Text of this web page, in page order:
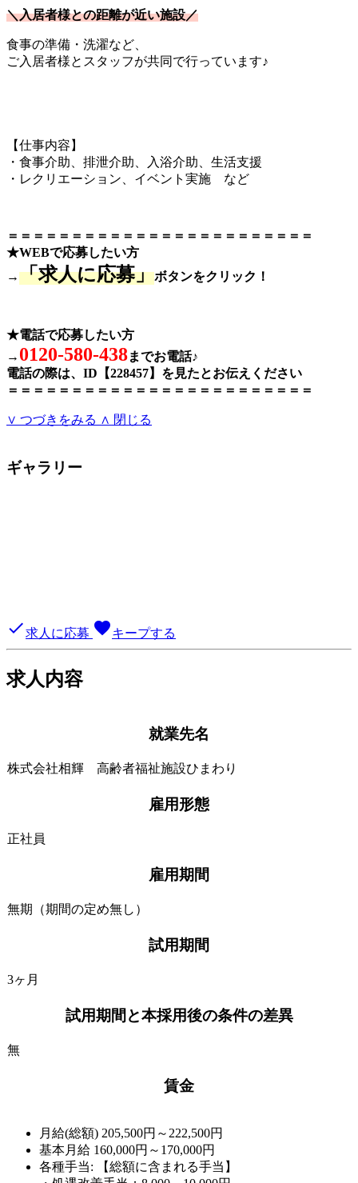
＼入居者様との距離が近い施設／
食事の準備・洗濯など、
ご入居者様とスタッフが共同で行っています♪
【仕事内容】
・食事介助、排泄介助、入浴介助、生活支援
・レクリエーション、イベント実施 など
＝＝＝＝＝＝＝＝＝＝＝＝＝＝＝＝＝＝＝＝＝＝＝＝
★WEBで応募したい方
→「求人に応募」ボタンをクリック！
★電話で応募したい方
→ 0120-580-438までお電話♪
電話の際は、ID【228457】を見たとお伝えください
＝＝＝＝＝＝＝＝＝＝＝＝＝＝＝＝＝＝＝＝＝＝＝＝
∨ つづきをみる ∧ 閉じる
ギャラリー
done求人に応募 favoriteキープする
求人内容
就業先名
株式会社相輝 高齢者福祉施設ひまわり
雇用形態
正社員
雇用期間
無期（期間の定め無し）
試用期間
3ヶ月
試用期間と本採用後の条件の差異
無
賃金
月給(総額) 205,500円～222,500円
基本月給 160,000円～170,000円
各種手当: 【総額に含まれる手当】